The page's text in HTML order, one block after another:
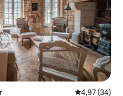
4,97 (34)